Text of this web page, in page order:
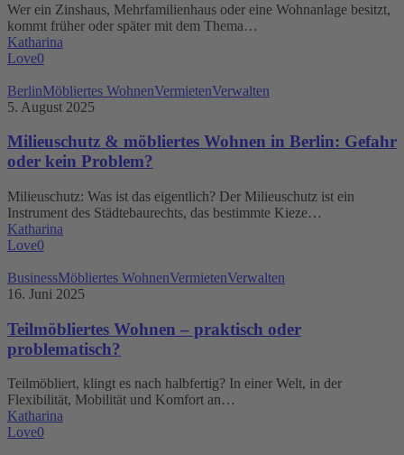
Immobilie
Wer ein Zinshaus, Mehrfamilienhaus oder eine Wohnanlage besitzt,
kommt früher oder später mit dem Thema…
Katharina
Love0
Milieuschutz
&
Wohnen
Berlin:
oder
kein
Problem?
BerlinMöbliertes WohnenVermietenVerwalten
5. August 2025
Milieuschutz & möbliertes Wohnen in Berlin: Gefahr
oder kein Problem?
Milieuschutz: Was ist das eigentlich? Der Milieuschutz ist ein
Instrument des Städtebaurechts, das bestimmte Kieze…
Katharina
Love0
Teilmöbliertes
Wohnen
praktisch
oder
problematisch?
BusinessMöbliertes WohnenVermietenVerwalten
16. Juni 2025
Teilmöbliertes Wohnen – praktisch oder
problematisch?
Teilmöbliert, klingt es nach halbfertig? In einer Welt, in der
Flexibilität, Mobilität und Komfort an…
Katharina
Love0